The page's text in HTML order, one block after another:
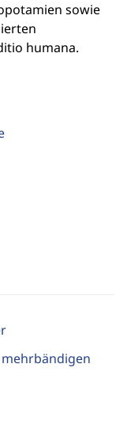
sowie
humana.